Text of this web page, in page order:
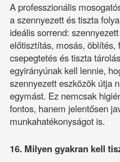
A professzionális
a szennyezett és tiszta
ideális sorrend:
előtisztítás, mosás, öblítés,
csepegtetés és tiszta
egyirányúnak kell lennie,
szennyezett eszközök útja
egymást. Ez nemcsak
fontos, hanem jelentősen
munkahatékonyságot is.
16. Milyen gyakran kell